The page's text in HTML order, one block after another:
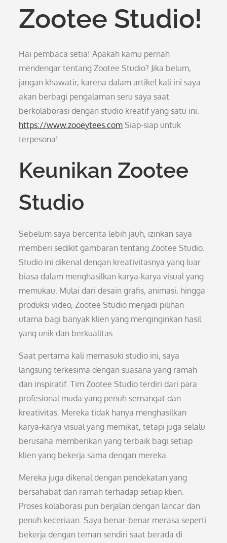
Zootee Studio!
Hai pembaca setia! Apakah kamu pernah
mendengar tentang Zootee Studio? Jika belum,
jangan khawatir, karena dalam artikel kali ini saya
akan berbagi pengalaman seru saya saat
berkolaborasi dengan studio kreatif yang satu ini.
https://www.zooeytees.com Siap-siap untuk
terpesona!
Keunikan Zootee
Studio
Sebelum saya bercerita lebih jauh, izinkan saya
memberi sedikit gambaran tentang Zootee Studio.
Studio ini dikenal dengan kreativitasnya yang luar
biasa dalam menghasilkan karya-karya visual yang
memukau. Mulai dari desain grafis, animasi, hingga
produksi video, Zootee Studio menjadi pilihan
utama bagi banyak klien yang menginginkan hasil
yang unik dan berkualitas.
Saat pertama kali memasuki studio ini, saya
langsung terkesima dengan suasana yang ramah
dan inspiratif. Tim Zootee Studio terdiri dari para
profesional muda yang penuh semangat dan
kreativitas. Mereka tidak hanya menghasilkan
karya-karya visual yang memikat, tetapi juga selalu
berusaha memberikan yang terbaik bagi setiap
klien yang bekerja sama dengan mereka.
Mereka juga dikenal dengan pendekatan yang
bersahabat dan ramah terhadap setiap klien.
Proses kolaborasi pun berjalan dengan lancar dan
penuh keceriaan. Saya benar-benar merasa seperti
bekerja dengan teman sendiri saat berada di